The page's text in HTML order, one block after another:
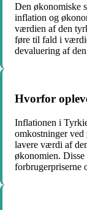
Den økonomiske
inflation og
værdien af den
føre til fald i
devaluering af
Hvorfor
Inflationen i
omkostninger ved
lavere værdi af
økonomien.
forbrugerpriserne